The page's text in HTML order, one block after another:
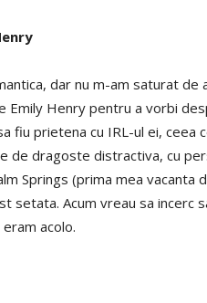
dar nu m-am saturat de
Emily Henry pentru a vorbi
prietena cu IRL-ul ei, ceea
dragoste distractiva, cu
Springs (prima mea vacanta
setata. Acum vreau sa incerc
acolo.